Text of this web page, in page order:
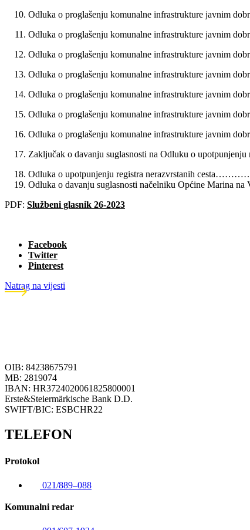
Odluka o proglašenju komunalne infrastrukture
Odluka o proglašenju komunalne infrastrukture
Odluka o proglašenju komunalne infrastrukture
Odluka o proglašenju komunalne infrastrukture
Odluka o proglašenju komunalne infrastrukture
Odluka o proglašenju komunalne infrastrukture
Odluka o proglašenju komunalne infrastrukture
Zaključak o davanju suglasnosti na Odluku o
Odluka o upotpunjenju registra nerazvrstanih
Odluka o davanju suglasnosti načelniku Općine
PDF: Službeni glasnik 26-2023
Facebook
Twitter
Pinterest
Natrag na vijesti
OIB: 84238675791
MB: 2819074
IBAN: HR3724020061825800001
Erste&Steiermärkische Bank D.D.
SWIFT/BIC: ESBCHR22
TELEFON
Protokol
021/889–088
Komunalni redar